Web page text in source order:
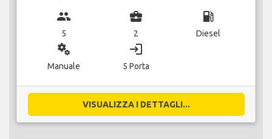
group
5
business_center
2
local_gas_station
Diesel
miscellaneous_services
Manuale
login
5 Porta
VISUALIZZA I DETTAGLI...